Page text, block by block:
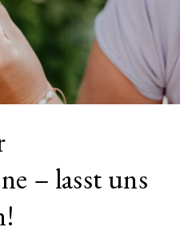
– lasst uns